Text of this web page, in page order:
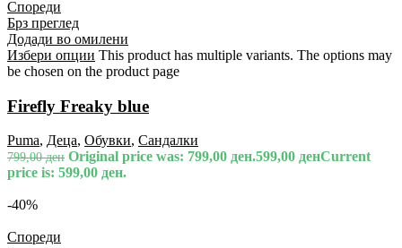
Спореди
Брз преглед
Додади во омилени
Избери опции This product has multiple variants. The options may
be chosen on the product page
Firefly Freaky blue
Puma, Деца, Обувки, Сандалки
799,00ден Original price was: 799,00 ден.599,00 денCurrent
price is: 599,00 ден.
-40%
Спореди